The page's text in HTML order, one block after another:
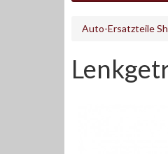
Auto-Ersatzteile